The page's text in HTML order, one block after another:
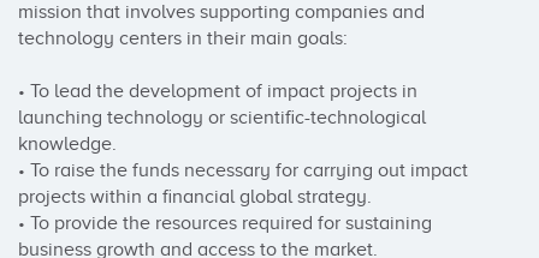
mission that involves supporting companies and
technology centers in their main goals:
• To lead the development of impact projects in
launching technology or scientific-technological
knowledge.
• To raise the funds necessary for carrying out impact
projects within a financial global strategy.
• To provide the resources required for sustaining
business growth and access to the market.